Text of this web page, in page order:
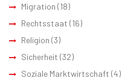
Migration (18)
Rechtsstaat (16)
Religion (3)
Sicherheit (32)
Soziale Marktwirtschaft (4)